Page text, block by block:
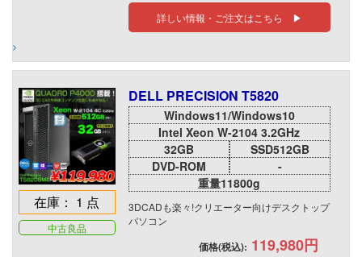
詳しい情報・ご注文はこちら ▶
在庫： 1 点
中古良品
DELL PRECISION T5820
Windows11/Windows10
Intel Xeon W-2104 3.2GHz
32GB
SSD512GB
DVD-ROM
-
重量11800g
3DCADも楽々!クリエーター向けデスクトップ
パソコン
価格(税込): 119,980円